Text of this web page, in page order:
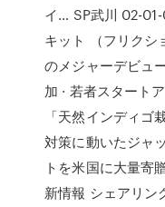
イ… SP武川 02-
キット （フリクシ
のメジャーデビュ
加 · 若者スタート
「天然インディゴ
対策に動いたジャ
トを米国に大量寄
新情報 シェアリン